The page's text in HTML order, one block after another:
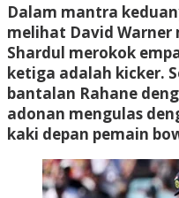
Dalam mantra
melihat David
Shardul merokok
ketiga adalah kicker.
bantalan Rahane
adonan mengulas
kaki depan pemain